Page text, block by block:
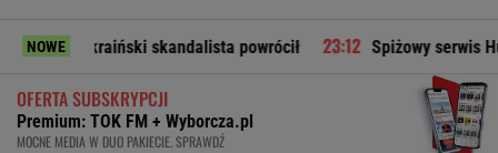
NOWEskandalista powrócił Spiżowy serwis Huberta
OFERTA SUBSKRYPCJI
Premium: TOK FM + Wyborcza.pl
MOCNE MEDIA W DUO PAKIECIE. SPRAWDŹ